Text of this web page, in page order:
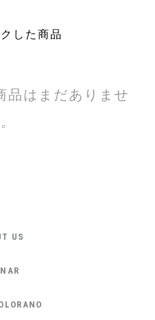
した商品
品はまだありませ
US